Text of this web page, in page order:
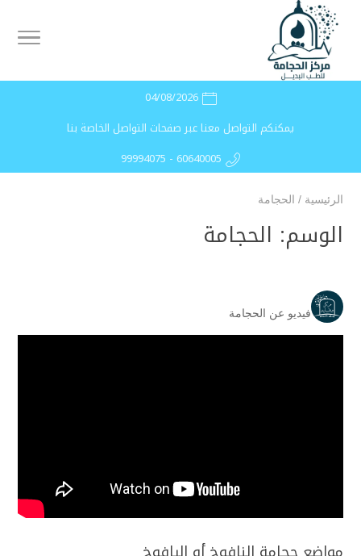
04/08/2026
يمكنكم التواصل معنا عبر صفحات التواصل الخاصة بنا
99994075 - 60640005
الرئيسية / الحجامة
الوسم: الحجامة
فيديو عن الحجامة